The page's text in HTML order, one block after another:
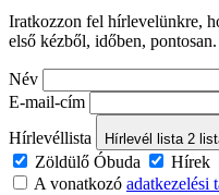
Iratkozzon fel hírlevelünkre,
első kézből, időben, pontosan.
Név
E-mail-cím
Hírlevéllista
Hírlevél lista 2
Zöldülő Óbuda Hírek
A vonatkozó adatkezelési